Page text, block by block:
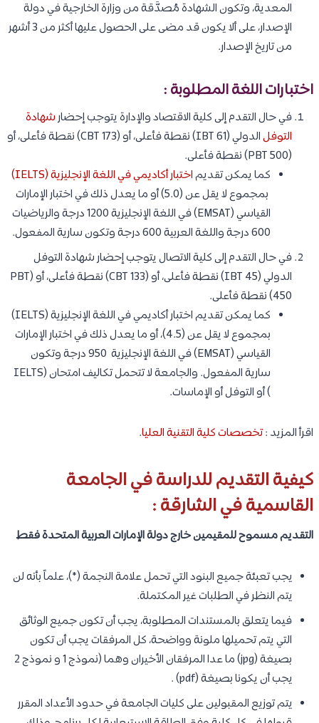
المعدية، وتكون الشهادة مُصدَّقة من وزارة الخارجية في دولة
الإصدار، على ألا يكون قد مضى على الحصول عليها أكثر من 3 أشهر
من تاريخ الإصدار.
اختبارات اللغة المطلوبة :
في حال التقدم إلى كلية الاقتصاد والإدارة يتوجب إحضارشهادة
التوفل
الدولي (IBT 61) نقطة فأعلى، أو (CBT 173) نقطة فأعلى، أو
(PBT 500) نقطة فأعلى.
كما يمكن تقديماختبار أكاديمي في اللغة الإنجليزية (IELTS)
بمجموع لا يقل عن (5.0) أو ما يعدل ذلك في اختبار الإمارات
القياسي (EMSAT) في اللغة الإنجليزية 1200 درجة والرياضيات
600 درجة واللغة العربية 600 درجة وتكون سارية المفعول.
في حال التقدم إلى كلية الاتصال يتوجب إحضار شهادة التوفل
الدولي (IBT 45) نقطة فأعلى، أو (CBT 133) نقطة فأعلى، أو (PBT
450) نقطة فأعلى.
كما يمكن تقديم اختبار أكاديمي في اللغة الإنجليزية (IELTS)
بمجموع لا يقل عن (4.5)، أو ما يعدل ذلك في اختبار الإمارات
القياسي (EMSAT) في اللغة الإنجليزية 950 درجة وتكون
سارية المفعول. والجامعة لا تتحمل تكاليف امتحان (IELTS
) أو التوفل أو الإماسات.
اقرأ المزيد :تخصصات كلية التقنية العليا.
كيفية التقديم للدراسة في الجامعة
القاسمية في الشارقة :
التقديم مسموح للمقيمين خارج دولة الإمارات العربية المتحدة فقط
يجب تعبئة جميع البنود التي تحمل علامة النجمة (*)، علماً بأنه لن
يتم النظر في الطلبات غير المكتملة.
فيما يتعلق بالمستندات المطلوبة، يجب أن تكون جميع الوثائق
التي يتم تحميلها ملونة وواضحة، كل المرفقات يجب أن تكون
بصيغة (jpg) ما عدا المرفقان الأخيران وهما (نموذج 1 و نموذج 2
يجب أن يكونا بصيغة (pdf) .
يتم توزيع المقبولين على كليات الجامعة في حدود الأعداد المقرر